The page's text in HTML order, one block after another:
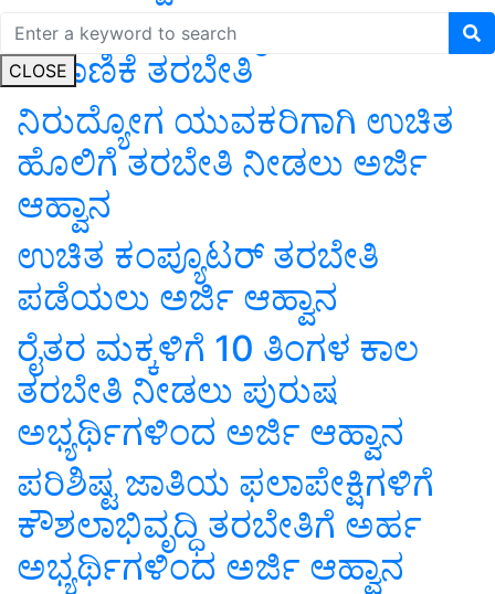
CLOSE
ಮಾರ್ಚ್ 8 ರಿಂದ ರೈತರಿಗೆ ಜೇನು
ಸಾಕಾಣಿಕೆ ತರಬೇತಿ
ನಿರುದ್ಯೋಗ ಯುವಕರಿಗಾಗಿ ಉಚಿತ
ಹೊಲಿಗೆ ತರಬೇತಿ ನೀಡಲು ಅರ್ಜಿ
ಆಹ್ವಾನ
ಉಚಿತ ಕಂಪ್ಯೂಟರ್ ತರಬೇತಿ
ಪಡೆಯಲು ಅರ್ಜಿ ಆಹ್ವಾನ
ರೈತರ ಮಕ್ಕಳಿಗೆ 10 ತಿಂಗಳ ಕಾಲ
ತರಬೇತಿ ನೀಡಲು ಪುರುಷ
ಅಭ್ಯರ್ಥಿಗಳಿಂದ ಅರ್ಜಿ ಆಹ್ವಾನ
ಪರಿಶಿಷ್ಟ ಜಾತಿಯ ಫಲಾಪೇಕ್ಷಿಗಳಿಗೆ
ಕೌಶಲಾಭಿವೃದ್ಧಿ ತರಬೇತಿಗೆ ಅರ್ಹ
ಅಭ್ಯರ್ಥಿಗಳಿಂದ ಅರ್ಜಿ ಆಹ್ವಾನ